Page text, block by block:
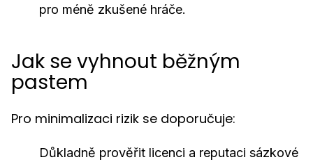
pro méně zkušené hráče.
Jak se vyhnout běžným
pastem
Pro minimalizaci rizik se doporučuje:
Důkladně prověřit licenci a reputaci sázkové